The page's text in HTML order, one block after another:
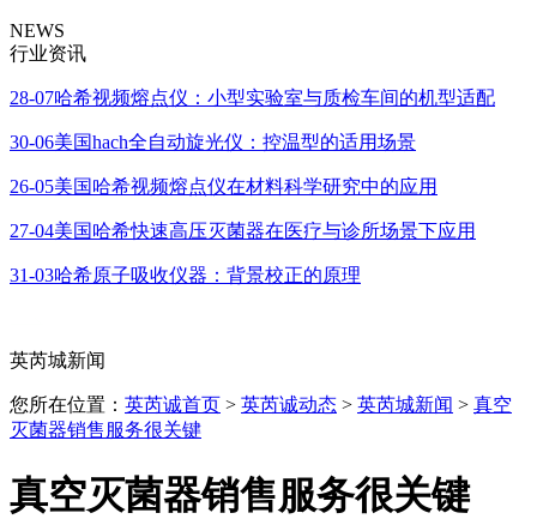
NEWS
行业资讯
28-07哈希视频熔点仪：小型实验室与质检车间的机型适配
30-06美国hach全自动旋光仪：控温型的适用场景
26-05美国哈希视频熔点仪在材料科学研究中的应用
27-04美国哈希快速高压灭菌器在医疗与诊所场景下应用
31-03哈希原子吸收仪器：背景校正的原理
英芮城新闻
您所在位置： 英芮诚首页 > 英芮诚动态 > 英芮城新闻 > 真空
灭菌器销售服务很关键
真空灭菌器销售服务很关键